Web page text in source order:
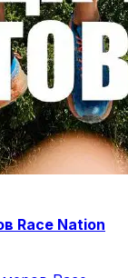
Race Nation